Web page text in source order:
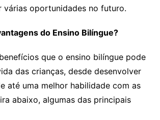
várias oportunidades no futuro.
do Ensino Bilíngue?
que o ensino bilíngue pode
das crianças, desde desenvolver
até uma melhor habilidade com as
abaixo, algumas das principais